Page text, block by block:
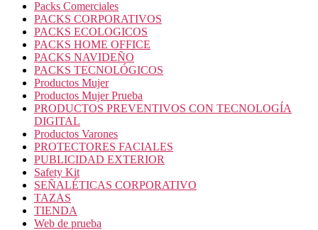
Packs Comerciales
PACKS CORPORATIVOS
PACKS ECOLOGICOS
PACKS HOME OFFICE
PACKS NAVIDEÑO
PACKS TECNOLÓGICOS
Productos Mujer
Productos Mujer Prueba
PRODUCTOS PREVENTIVOS CON TECNOLOGÍA
DIGITAL
Productos Varones
PROTECTORES FACIALES
PUBLICIDAD EXTERIOR
Safety Kit
SEÑALÉTICAS CORPORATIVO
TAZAS
TIENDA
Web de prueba